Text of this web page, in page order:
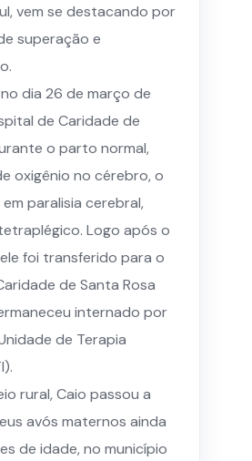
vem se destacando por
superação e
dia 26 de março de
de Caridade de
o parto normal,
oxigênio no cérebro, o
paralisia cerebral,
Logo após o
foi transferido para o
de Santa Rosa
internado por
de Terapia
rural, Caio passou a
avós maternos ainda
de idade, no município